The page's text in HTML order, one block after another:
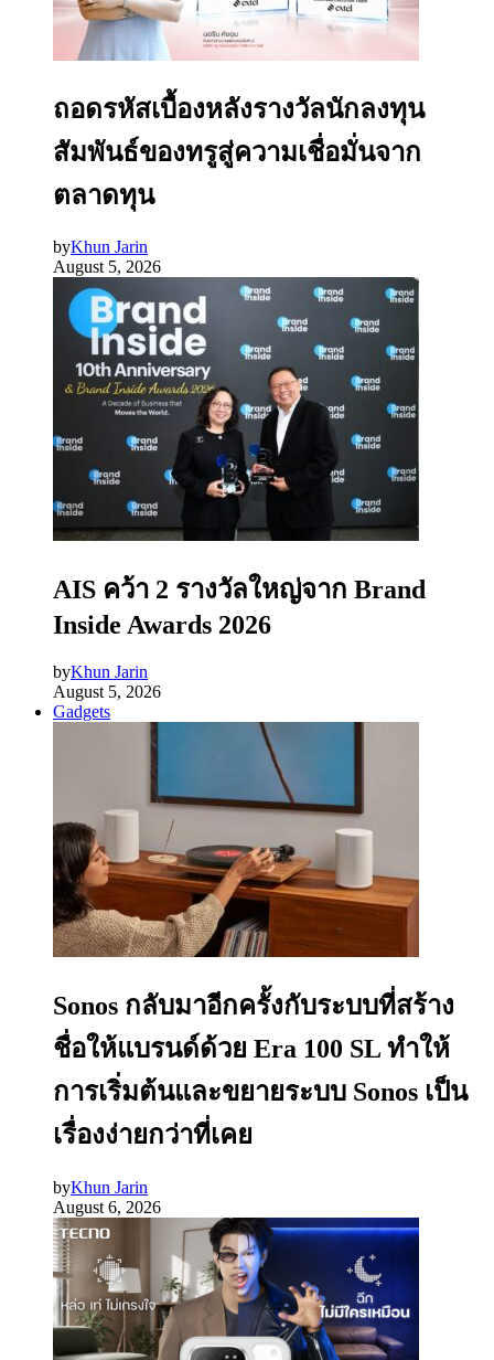
ถอดรหัสเบื้องหลังรางวัลนักลงทุน
สัมพันธ์ของทรูสู่ความเชื่อมั่นจาก
ตลาดทุน
byKhun Jarin
August 5, 2026
AIS คว้า 2 รางวัลใหญ่จาก Brand
Inside Awards 2026
byKhun Jarin
August 5, 2026
Gadgets
Sonos กลับมาอีกครั้งกับระบบที่สร้าง
ชื่อให้แบรนด์ด้วย Era 100 SL ทำให้
การเริ่มต้นและขยายระบบ Sonos เป็น
เรื่องง่ายกว่าที่เคย
byKhun Jarin
August 6, 2026